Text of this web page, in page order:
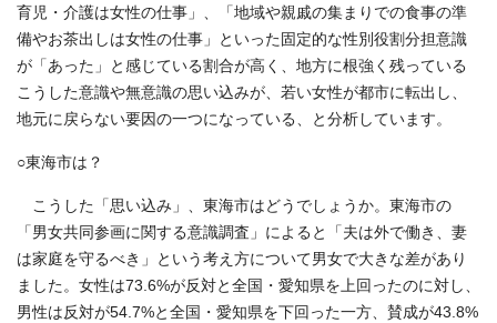
育児・介護は女性の仕事」、「地域や親戚の集まりでの食事の準
備やお茶出しは女性の仕事」といった固定的な性別役割分担意識
が「あった」と感じている割合が高く、地方に根強く残っている
こうした意識や無意識の思い込みが、若い女性が都市に転出し、
地元に戻らない要因の一つになっている、と分析しています。
○東海市は？
こうした「思い込み」、東海市はどうでしょうか。東海市の
「男女共同参画に関する意識調査」によると「夫は外で働き、妻
は家庭を守るべき」という考え方について男女で大きな差があり
ました。女性は73.6%が反対と全国・愛知県を上回ったのに対し、
男性は反対が54.7%と全国・愛知県を下回った一方、賛成が43.8%